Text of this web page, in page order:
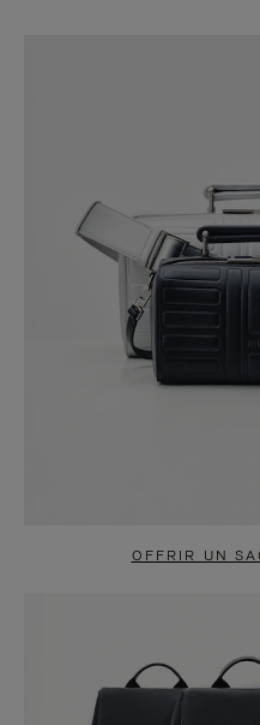
OFFRIR UN